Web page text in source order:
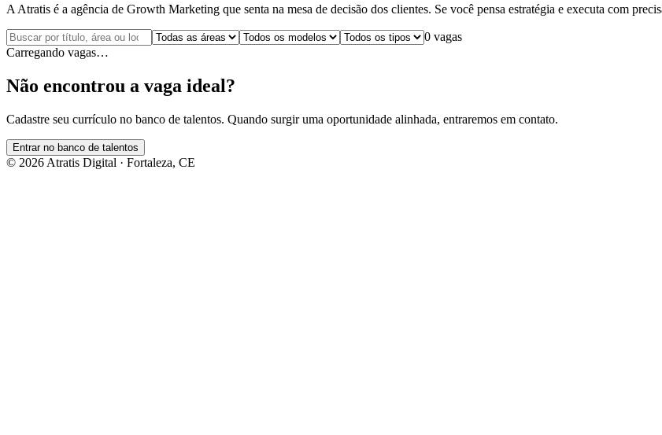
A Atratis é a agência de Growth Marketing que senta na mesa de decisão dos clientes. Se você pensa estratégia e executa com
0 vagas
Carregando vagas…
Não encontrou a vaga ideal?
Cadastre seu currículo no banco de talentos. Quando surgir uma oportunidade alinhada, entraremos em contato.
Entrar no banco de talentos
© 2026 Atratis Digital · Fortaleza, CE